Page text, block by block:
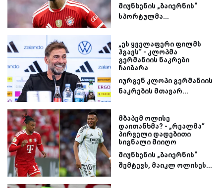
მიუნხენის „ბაიერნის“
სპორტულმა...
„ეს ყველაფერი ფილმს
ჰგავს“ - კლოპმა
გერმანიის ნაკრები
ჩაიბარა
იურგენ კლოპი გერმანიის
ნაკრების მთავარ...
მბაპემ ოლისე
დაითანხმა? - „რეალმა“
პირველი დადებითი
სიგნალი მიიღო
მიუნხენის „ბაიერნის“
შემტევს, მაიკლ ოლისეს...